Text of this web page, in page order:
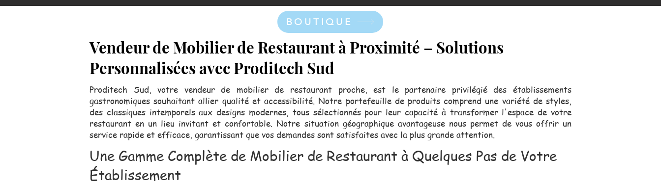
BOUTIQUE
Vendeur de Mobilier de Restaurant à Proximité – Solutions
Personnalisées avec Proditech Sud
Proditech Sud, votre vendeur de mobilier de restaurant proche, est le partenaire privilégié des établissements
gastronomiques souhaitant allier qualité et accessibilité. Notre portefeuille de produits comprend une variété de styles,
des classiques intemporels aux designs modernes, tous sélectionnés pour leur capacité à transformer l'espace de votre
restaurant en un lieu invitant et confortable. Notre situation géographique avantageuse nous permet de vous offrir un
service rapide et efficace, garantissant que vos demandes sont satisfaites avec la plus grande attention.
Une Gamme Complète de Mobilier de Restaurant à Quelques Pas de Votre
Établissement